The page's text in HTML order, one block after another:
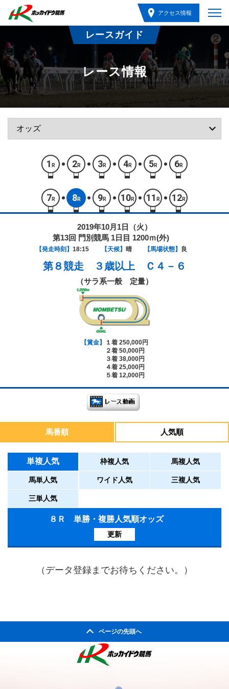
アクセス情報
レースガイド
レース情報
1 R 2R 3R 4R 5R 6R
7 R 8R 9R 10R 11 R 12R
2019年10月1日（火）
第13回 門別競馬 1日目 1200ｍ(外)
【発走時刻】 18:15 【天候】 晴 【馬場状態】 良
第８競走 ３歳以上 Ｃ４－６
（サラ系一般 定量）
【賞金】
１着 250,000円
２着 50,000円
３着 38,000円
４着 25,000円
５着 12,000円
馬番順 人気順
単複人気 枠複人気 馬複人気
馬単人気 ワイド人気 三複人気
三単人気
８Ｒ 単勝・複勝人気順オッズ
更新
（データ登録までお待ちください。）
ページの先頭へ